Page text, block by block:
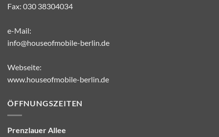
Fax: 030 38304034
e-Mail:
info@houseofmobile-berlin.de
Webseite:
www.houseofmobile-berlin.de
ÖFFNUNGSZEITEN
Prenzlauer Allee